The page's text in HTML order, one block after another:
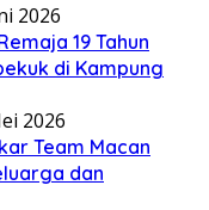
2026
19 Tahun
di Kampung
2026
Team Macan
dan